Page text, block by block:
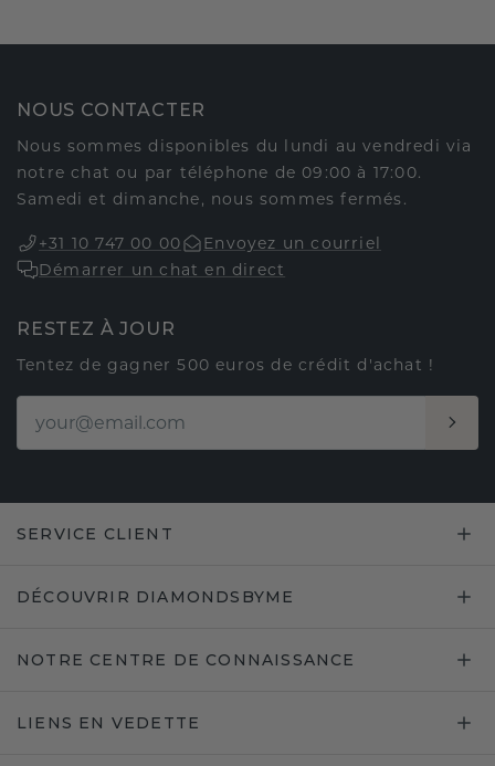
NOUS CONTACTER
Nous sommes disponibles du lundi au vendredi via
notre chat ou par téléphone de 09:00 à 17:00.
Samedi et dimanche, nous sommes fermés.
+31 10 747 00 00
Envoyez un courriel
Démarrer un chat en direct
RESTEZ À JOUR
Tentez de gagner 500 euros de crédit d'achat !
SERVICE CLIENT
DÉCOUVRIR DIAMONDSBYME
NOTRE CENTRE DE CONNAISSANCE
LIENS EN VEDETTE